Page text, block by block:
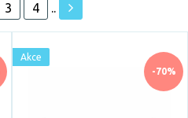
3 4 ..
-70%
Akce